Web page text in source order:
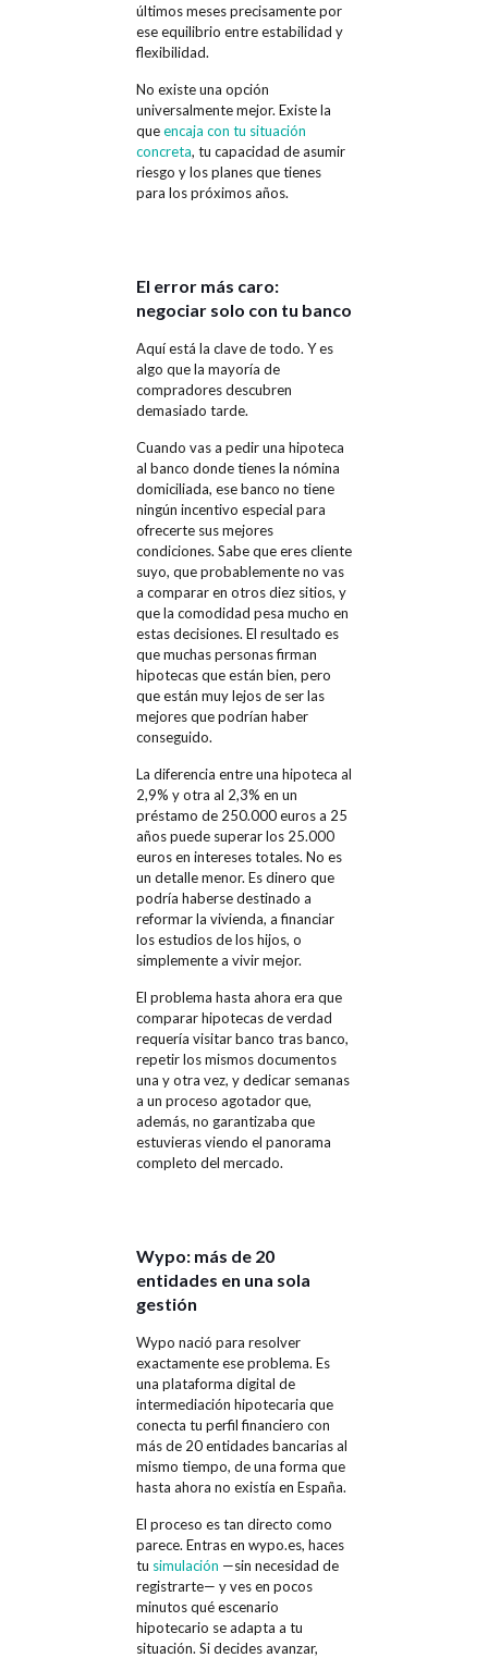
últimos meses precisamente por
ese equilibrio entre estabilidad y
flexibilidad.
No existe una opción
universalmente mejor. Existe la
queencaja con tu situación
concreta, tu capacidad de asumir
riesgo y los planes que tienes
para los próximos años.
El error más caro:
negociar solo con tu banco
Aquí está la clave de todo. Y es
algo que la mayoría de
compradores descubren
demasiado tarde.
Cuando vas a pedir una hipoteca
al banco donde tienes la nómina
domiciliada, ese banco no tiene
ningún incentivo especial para
ofrecerte sus mejores
condiciones. Sabe que eres cliente
suyo, que probablemente no vas
a comparar en otros diez sitios, y
que la comodidad pesa mucho en
estas decisiones. El resultado es
que muchas personas firman
hipotecas que están bien, pero
que están muy lejos de ser las
mejores que podrían haber
conseguido.
La diferencia entre una hipoteca al
2,9% y otra al 2,3% en un
préstamo de 250.000 euros a 25
años puede superar los 25.000
euros en intereses totales. No es
un detalle menor. Es dinero que
podría haberse destinado a
reformar la vivienda, a financiar
los estudios de los hijos, o
simplemente a vivir mejor.
El problema hasta ahora era que
comparar hipotecas de verdad
requería visitar banco tras banco,
repetir los mismos documentos
una y otra vez, y dedicar semanas
a un proceso agotador que,
además, no garantizaba que
estuvieras viendo el panorama
completo del mercado.
Wypo: más de 20
entidades en una sola
gestión
Wypo nació para resolver
exactamente ese problema. Es
una plataforma digital de
intermediación hipotecaria que
conecta tu perfil financiero con
más de 20 entidades bancarias al
mismo tiempo, de una forma que
hasta ahora no existía en España.
El proceso es tan directo como
parece. Entras en wypo.es, haces
tu simulación —sin necesidad de
registrarte— y ves en pocos
minutos qué escenario
hipotecario se adapta a tu
situación. Si decides avanzar,